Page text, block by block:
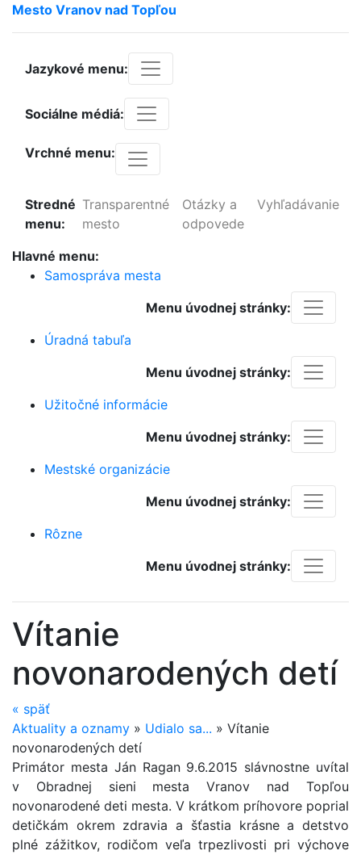
Mesto Vranov nad Topľou
Jazykové menu:
Sociálne médiá:
Vrchné menu:
Stredné
menu:
Transparentné
mesto
Otázky a
odpovede
Vyhľadávanie
Hlavné menu:
Samospráva mesta
Menu úvodnej stránky:
Úradná tabuľa
Menu úvodnej stránky:
Užitočné informácie
Menu úvodnej stránky:
Mestské organizácie
Menu úvodnej stránky:
Rôzne
Menu úvodnej stránky:
Vítanie
novonarodených detí
« späť
Aktuality a oznamy » Udialo sa... » Vítanie
novonarodených detí
Primátor mesta Ján Ragan 9.6.2015 slávnostne uvítal
v Obradnej sieni mesta Vranov nad Topľou
novonarodené deti mesta. V krátkom príhovore poprial
detičkám okrem zdravia a šťastia krásne a detstvo
plné zážitkov, rodičom veľa trpezlivosti pri výchove